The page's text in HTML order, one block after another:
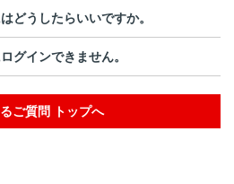
どうしたらいいですか。
グインできません。
ご質問 トップへ